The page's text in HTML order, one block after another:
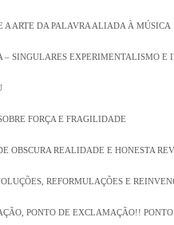
A ARTE DA PALAVRA ALIADA À MÚSICA
– SINGULARES EXPERIMENTALISMO E
FORÇA E FRAGILIDADE
OBSCURA REALIDADE E HONESTA
REFORMULAÇÕES E
PONTO DE EXCLAMAÇÃO!!